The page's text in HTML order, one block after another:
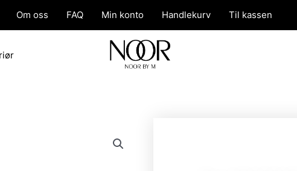
Om oss FAQ Min konto Handlekurv Til kassen